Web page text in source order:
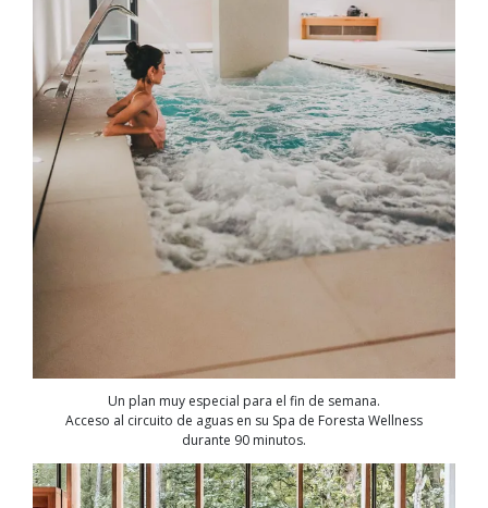
Un plan muy especial para el fin de semana.
Acceso al circuito de aguas en su Spa de Foresta Wellness
durante 90 minutos.